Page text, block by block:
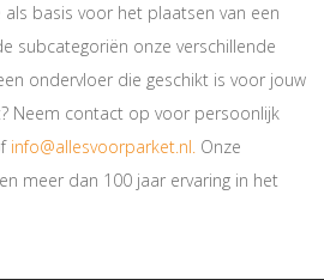
basis voor het plaatsen van een
subcategoriën onze verschillende
ondervloer die geschikt is voor jouw
Neem contact op voor persoonlijk
info@allesvoorparket.nl. Onze
meer dan 100 jaar ervaring in het